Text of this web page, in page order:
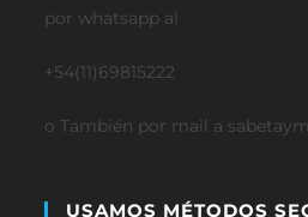
por whatsapp al
+54(11)69815222
o También por mail a
USAMOS MÉTODOS